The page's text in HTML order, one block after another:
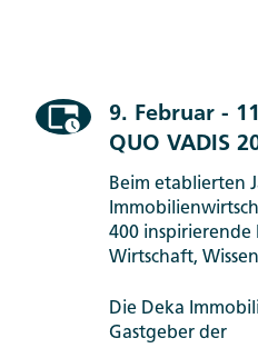
9. Februar -
QUO VADIS
Beim etablierten
400 inspirierende
Wirtschaft,
Die Deka
Gastgeber der